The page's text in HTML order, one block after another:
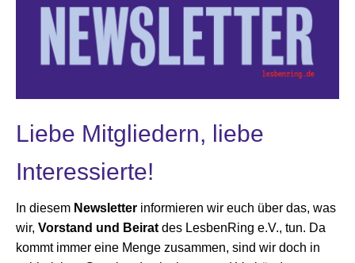
Liebe Mitgliedern, liebe
Interessierte!
In diesem Newsletter informieren wir euch über das, was
wir, Vorstand und Beirat des LesbenRing e.V., tun. Da
kommt immer eine Menge zusammen, sind wir doch in